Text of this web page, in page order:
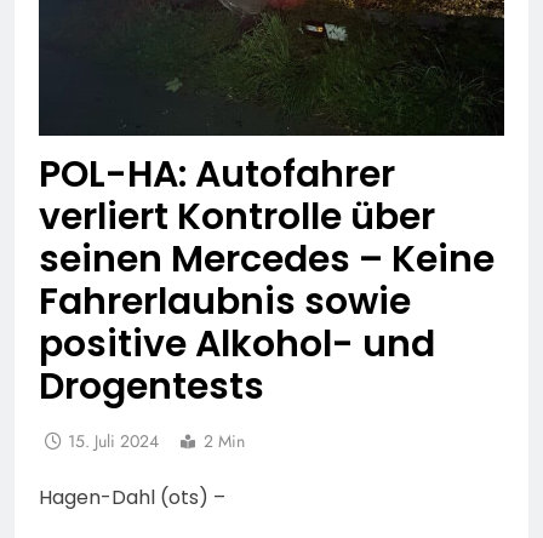
POL-HA: Autofahrer
verliert Kontrolle über
seinen Mercedes – Keine
Fahrerlaubnis sowie
positive Alkohol- und
Drogentests
15. Juli 2024 2 Min
Hagen-Dahl (ots) –